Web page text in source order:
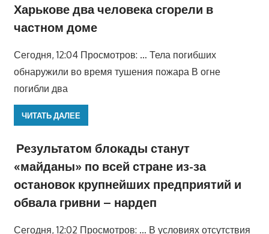
Харькове два человека сгорели в
частном доме
Сегодня, 12:04 Просмотров: … Тела погибших
обнаружили во время тушения пожара В огне
погибли два
ЧИТАТЬ ДАЛЕЕ
Результатом блокады станут
«майданы» по всей стране из-за
остановок крупнейших предприятий и
обвала гривни – нардеп
Сегодня, 12:02 Просмотров: … В условиях отсутствия